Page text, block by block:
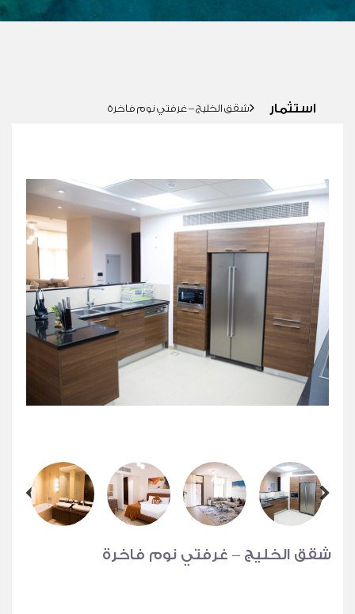
استثمار شقق الخليج – غرفتي نوم فاخرة
شقق الخليج – غرفتي نوم فاخرة